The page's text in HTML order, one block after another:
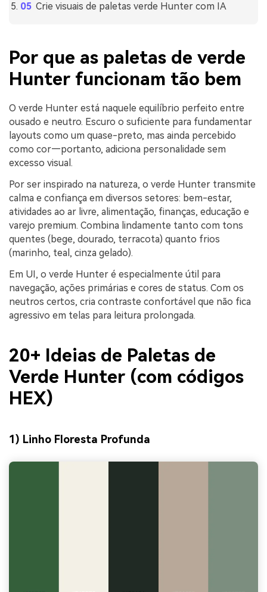
Crie visuais de paletas verde Hunter com IA
Por que as paletas de verde
Hunter funcionam tão bem
O verde Hunter está naquele equilíbrio perfeito entre
ousado e neutro. Escuro o suficiente para fundamentar
layouts como um quase-preto, mas ainda percebido
como cor—portanto, adiciona personalidade sem
excesso visual.
Por ser inspirado na natureza, o verde Hunter transmite
calma e confiança em diversos setores: bem-estar,
atividades ao ar livre, alimentação, finanças, educação e
varejo premium. Combina lindamente tanto com tons
quentes (bege, dourado, terracota) quanto frios
(marinho, teal, cinza gelado).
Em UI, o verde Hunter é especialmente útil para
navegação, ações primárias e cores de status. Com os
neutros certos, cria contraste confortável que não fica
agressivo em telas para leitura prolongada.
20+ Ideias de Paletas de
Verde Hunter (com códigos
HEX)
1) Linho Floresta Profunda